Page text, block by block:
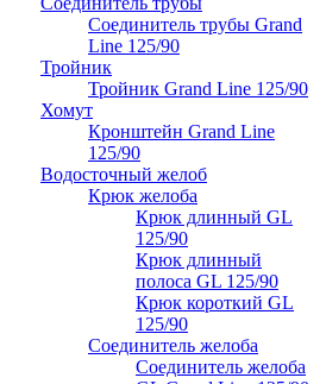
Соединитель трубы Grand
Line 125/90
Тройник
Тройник Grand Line 125/90
Хомут
Кронштейн Grand Line
125/90
Водосточный желоб
Крюк желоба
Крюк длинный GL
125/90
Крюк длинный
полоса GL 125/90
Крюк короткий GL
125/90
Соединитель желоба
Соединитель желоба